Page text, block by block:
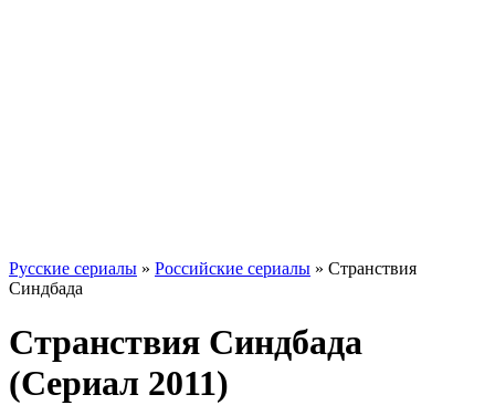
Русские сериалы » Российские сериалы » Странствия
Синдбада
Странствия Синдбада
(Сериал 2011)